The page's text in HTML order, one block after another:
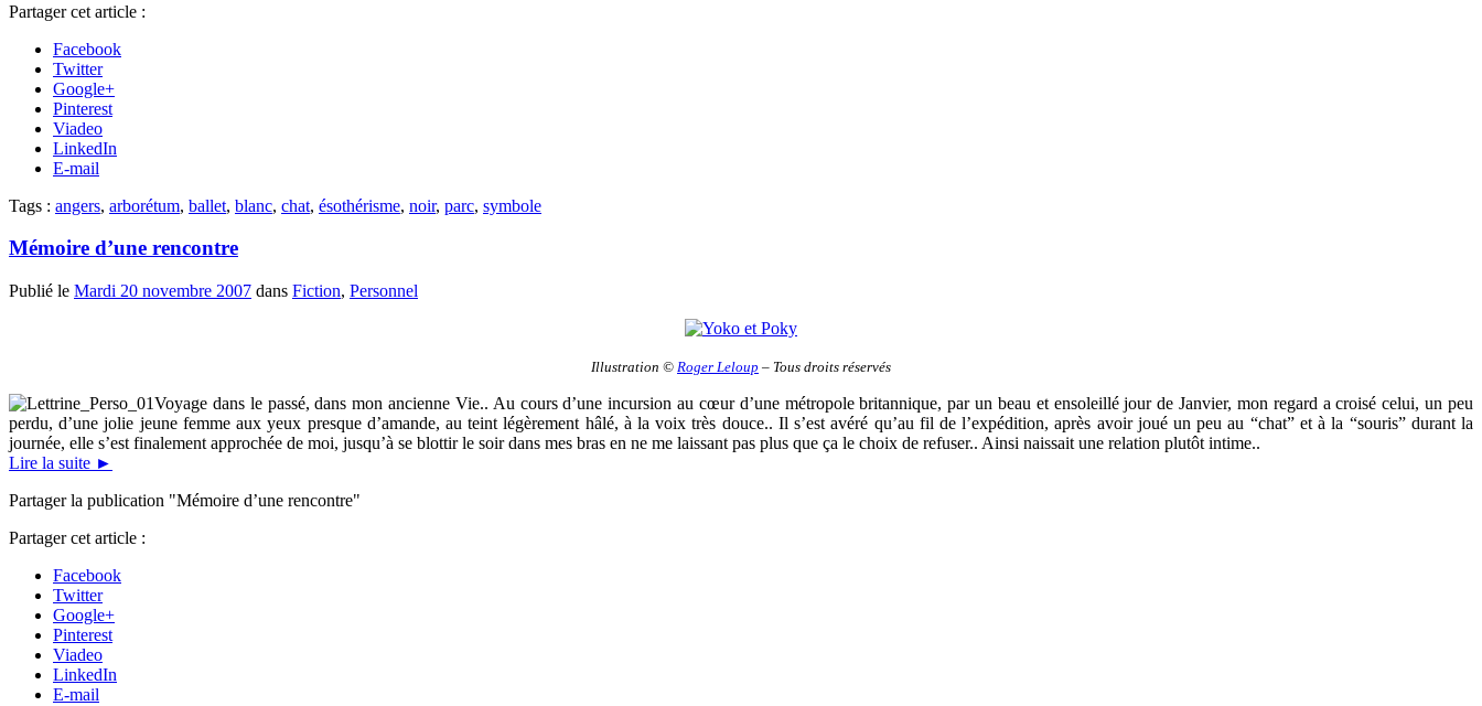
Partager cet article :
Facebook
Twitter
Google+
Pinterest
Viadeo
LinkedIn
E-mail
Tags : angers, arborétum, ballet, blanc, chat, ésothérisme, noir, parc, symbole
Mémoire d’une rencontre
Publié le Mardi 20 novembre 2007 dans Fiction, Personnel
Illustration © Roger Leloup – Tous droits réservés
Voyage dans le passé, dans mon ancienne Vie.. Au cours d’une incursion au cœur d’une métropole britannique, par un beau et ensoleillé jour de Janvier, mon regard a croisé celui, un peu
perdu, d’une jolie jeune femme aux yeux presque d’amande, au teint légèrement hâlé, à la voix très douce.. Il s’est avéré qu’au fil de l’expédition, après avoir joué un peu au “chat” et à la “souris” durant la
journée, elle s’est finalement approchée de moi, jusqu’à se blottir le soir dans mes bras en ne me laissant pas plus que ça le choix de refuser.. Ainsi naissait une relation plutôt intime..
Lire la suite ►
Partager la publication "Mémoire d’une rencontre"
Partager cet article :
Facebook
Twitter
Google+
Pinterest
Viadeo
LinkedIn
E-mail